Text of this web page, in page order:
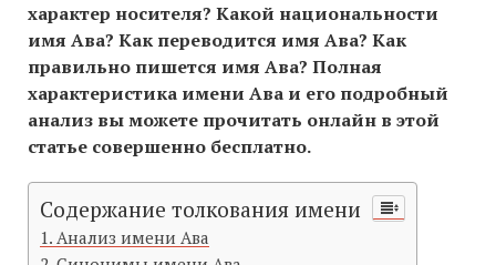
характер носителя? Какой национальности
имя Ава? Как переводится имя Ава? Как
правильно пишется имя Ава? Полная
характеристика имени Ава и его подробный
анализ вы можете прочитать онлайн в этой
статье совершенно бесплатно.
Содержание толкования имени
Анализ имени Ава